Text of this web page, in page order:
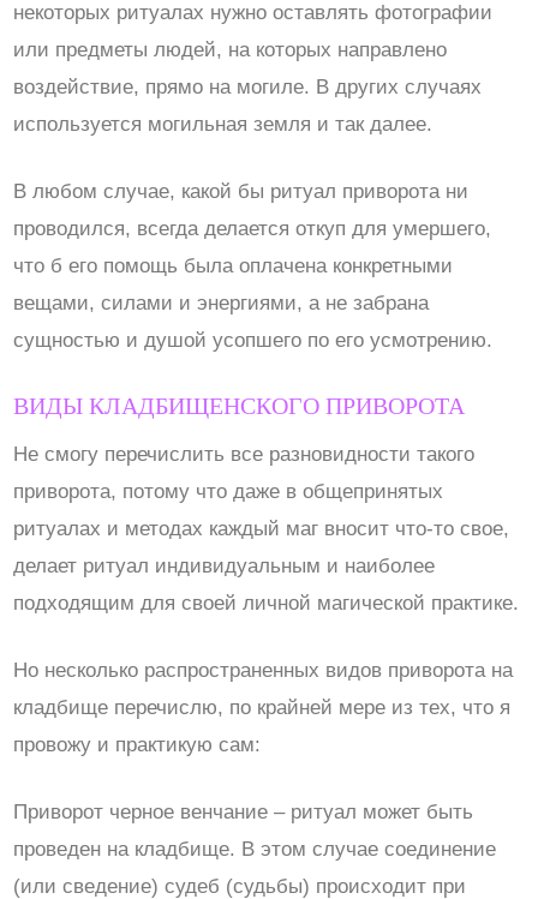
некоторых ритуалах нужно оставлять фотографии
или предметы людей, на которых направлено
воздействие, прямо на могиле. В других случаях
используется могильная земля и так далее.
В любом случае, какой бы ритуал приворота ни
проводился, всегда делается откуп для умершего,
что б его помощь была оплачена конкретными
вещами, силами и энергиями, а не забрана
сущностью и душой усопшего по его усмотрению.
ВИДЫ КЛАДБИЩЕНСКОГО ПРИВОРОТА
Не смогу перечислить все разновидности такого
приворота, потому что даже в общепринятых
ритуалах и методах каждый маг вносит что-то свое,
делает ритуал индивидуальным и наиболее
подходящим для своей личной магической практике.
Но несколько распространенных видов приворота на
кладбище перечислю, по крайней мере из тех, что я
провожу и практикую сам:
Приворот черное венчание – ритуал может быть
проведен на кладбище. В этом случае соединение
(или сведение) судеб (судьбы) происходит при